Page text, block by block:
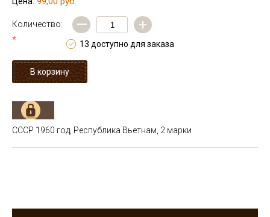
Количество:
*
— +
13 доступно для заказа
СССР 1960 год, Республика Вьетнам, 2 марки